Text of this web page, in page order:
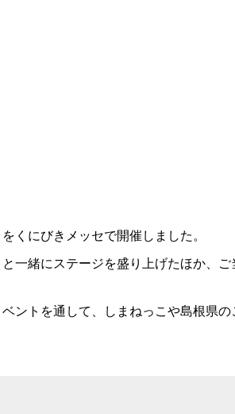
くにびきメッセで開催しました。
一緒にステージを盛り上げたほか、ご
ントを通して、しまねっこや島根県の